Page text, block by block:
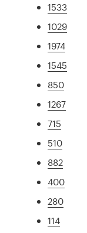
1533
1029
1974
1545
850
1267
715
510
882
400
280
114